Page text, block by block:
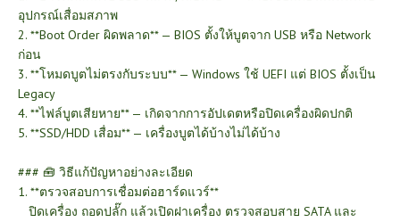
อุปกรณ์เสื่อมสภาพ
2. **Boot Order ผิดพลาด** — BIOS ตั้งให้บูตจาก USB หรือ Network
ก่อน
3. **โหมดบูตไม่ตรงกับระบบ** — Windows ใช้ UEFI แต่ BIOS ตั้งเป็น
Legacy
4. **ไฟล์บูตเสียหาย** — เกิดจากการอัปเดตหรือปิดเครื่องผิดปกติ
5. **SSD/HDD เสื่อม** — เครื่องบูตได้บ้างไม่ได้บ้าง
### 🧰 วิธีแก้ปัญหาอย่างละเอียด
1. **ตรวจสอบการเชื่อมต่อฮาร์ดแวร์**
ปิดเครื่อง ถอดปลั๊ก แล้วเปิดฝาเครื่อง ตรวจสอบสาย SATA และ